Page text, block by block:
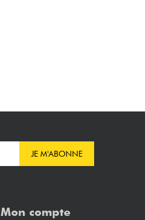
JE M'ABONNE
Mon compte